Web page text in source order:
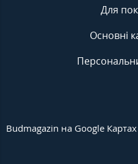
Для
Основні
Budmagazin на Google Картах